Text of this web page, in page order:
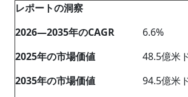
レポートの洞察
2026―2035年のCAGR
6.6%
2025年の市場価値
48.5億米
2035年の市場価値
94.5億米